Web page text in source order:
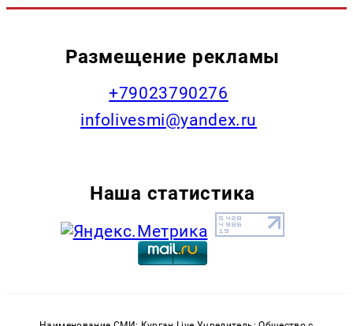
Размещение рекламы
+79023790276
infolivesmi@yandex.ru
Наша статистика